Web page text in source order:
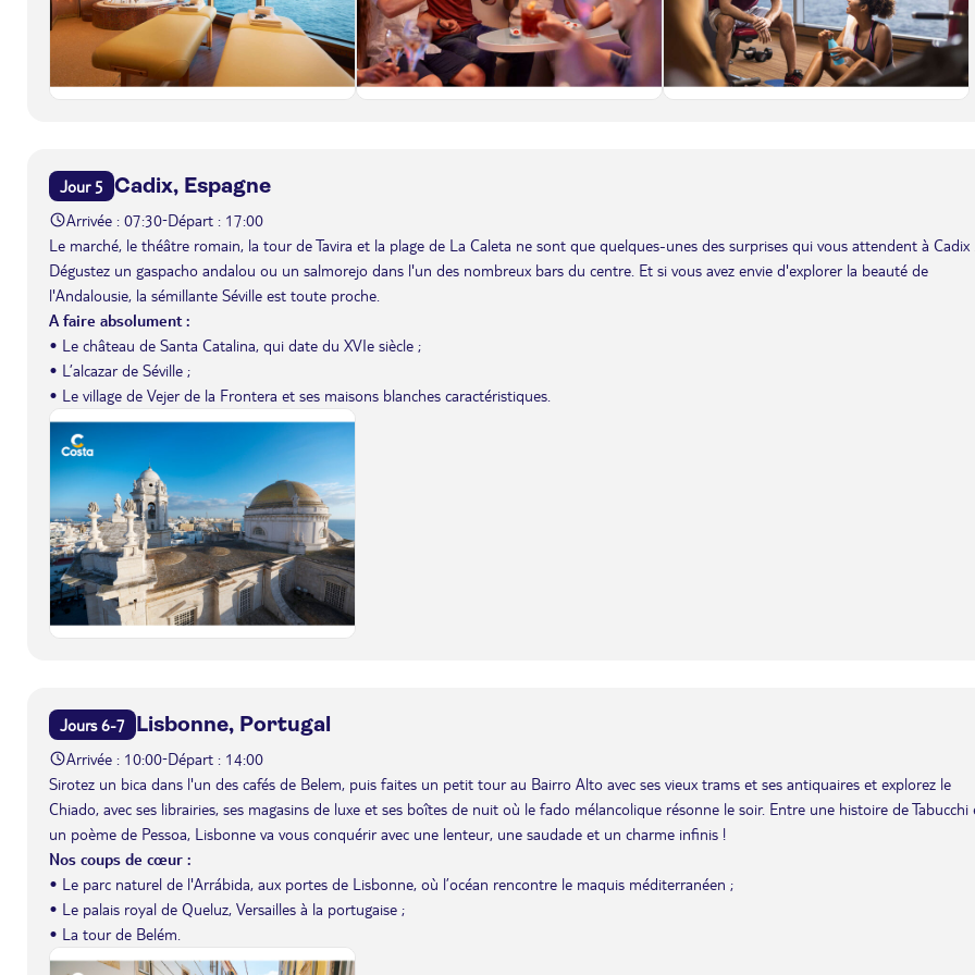
Jour 5 Cadix, Espagne
Arrivée : 07:30-Départ : 17:00
Le marché, le théâtre romain, la tour de Tavira et la plage de La Caleta ne sont que quelques-unes des surprises qui vous attendent à Cadix
Dégustez un gaspacho andalou ou un salmorejo dans l'un des nombreux bars du centre. Et si vous avez envie d'explorer la beauté de
l'Andalousie, la sémillante Séville est toute proche.
A faire absolument :
• Le château de Santa Catalina, qui date du XVIe siècle ;
• L’alcazar de Séville ;
• Le village de Vejer de la Frontera et ses maisons blanches caractéristiques.
Jours 6-7 Lisbonne, Portugal
Arrivée : 10:00-Départ : 14:00
Sirotez un bica dans l'un des cafés de Belem, puis faites un petit tour au Bairro Alto avec ses vieux trams et ses antiquaires et explorez le
Chiado, avec ses librairies, ses magasins de luxe et ses boîtes de nuit où le fado mélancolique résonne le soir. Entre une histoire de Tabucchi
un poème de Pessoa, Lisbonne va vous conquérir avec une lenteur, une saudade et un charme infinis !
Nos coups de cœur :
• Le parc naturel de l'Arrábida, aux portes de Lisbonne, où l’océan rencontre le maquis méditerranéen ;
• Le palais royal de Queluz, Versailles à la portugaise ;
• La tour de Belém.